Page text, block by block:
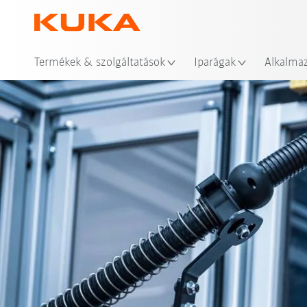
Termékek & szolgáltatások Iparágak